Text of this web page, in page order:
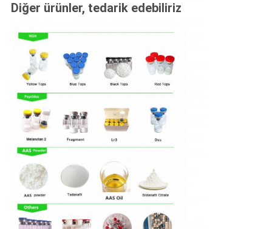
Diğer ürünler, tedarik edebiliriz